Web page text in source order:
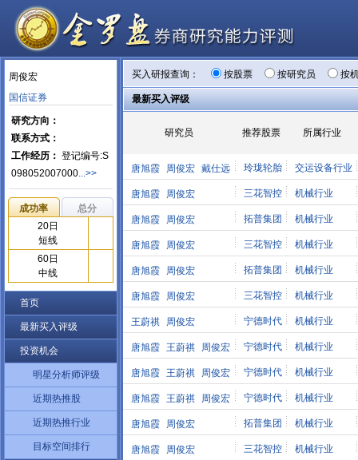
周俊宏
国信证券
研究方向：
联系方式：
工作经历： 登记编号:S
098052007000...>>
成功率
总分
20日
短线
60日
中线
首页
最新买入评级
投资机会
明星分析师评级
近期热推股
近期热推行业
目标空间排行
买入研报查询： 按股票 按研究员 按
最新买入评级
研究员 推荐股票 所属行业
唐旭霞 周俊宏 戴仕远 玲珑轮胎 交运设备行业
唐旭霞 周俊宏 三花智控 机械行业
唐旭霞 周俊宏 拓普集团 机械行业
唐旭霞 周俊宏 三花智控 机械行业
唐旭霞 周俊宏 拓普集团 机械行业
唐旭霞 周俊宏 三花智控 机械行业
王蔚祺 周俊宏 宁德时代 机械行业
唐旭霞 王蔚祺 周俊宏 宁德时代 机械行业
唐旭霞 王蔚祺 周俊宏 宁德时代 机械行业
唐旭霞 王蔚祺 周俊宏 宁德时代 机械行业
唐旭霞 周俊宏 拓普集团 机械行业
唐旭霞 周俊宏 三花智控 机械行业